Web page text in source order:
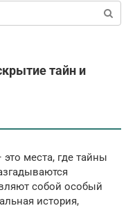
тайн и
места, где тайны
собой особый
история,